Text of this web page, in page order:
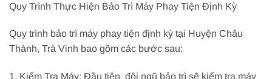
Quy Trình Thực Hiện Bảo Trì Máy Phay Tiện Định Kỳ
Quy trình bảo trì máy phay tiện định kỳ tại Huyện Châu
Thành, Trà Vinh bao gồm các bước sau:
1. Kiểm Tra Máy: Đầu tiên, đội ngũ bảo trì sẽ kiểm tra máy